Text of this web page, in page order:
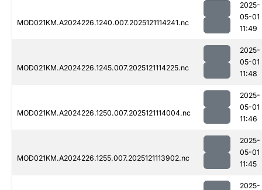
MOD021KM.A2024226.1240.007.2025121114241.nc
2025-
05-01
11:49
MOD021KM.A2024226.1245.007.2025121114225.nc
2025-
05-01
11:48
MOD021KM.A2024226.1250.007.2025121114004.nc
2025-
05-01
11:46
MOD021KM.A2024226.1255.007.2025121113902.nc
2025-
05-01
11:45
2025-